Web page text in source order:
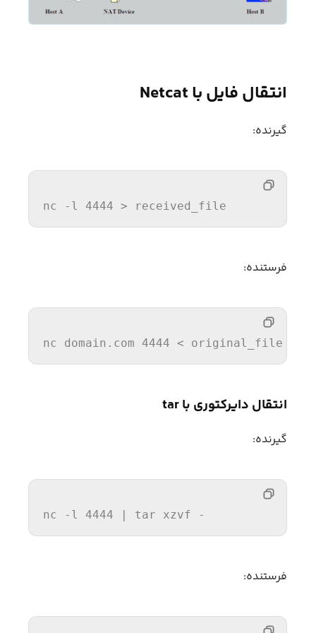
انتقال فایل با Netcat
گیرنده:
nc -l 4444
فرستنده:
nc domain.com 4444
انتقال دایرکتوری با tar
گیرنده:
nc -l 4444 | tar xzvf -
فرستنده: